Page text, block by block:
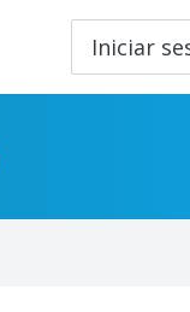
Iniciar